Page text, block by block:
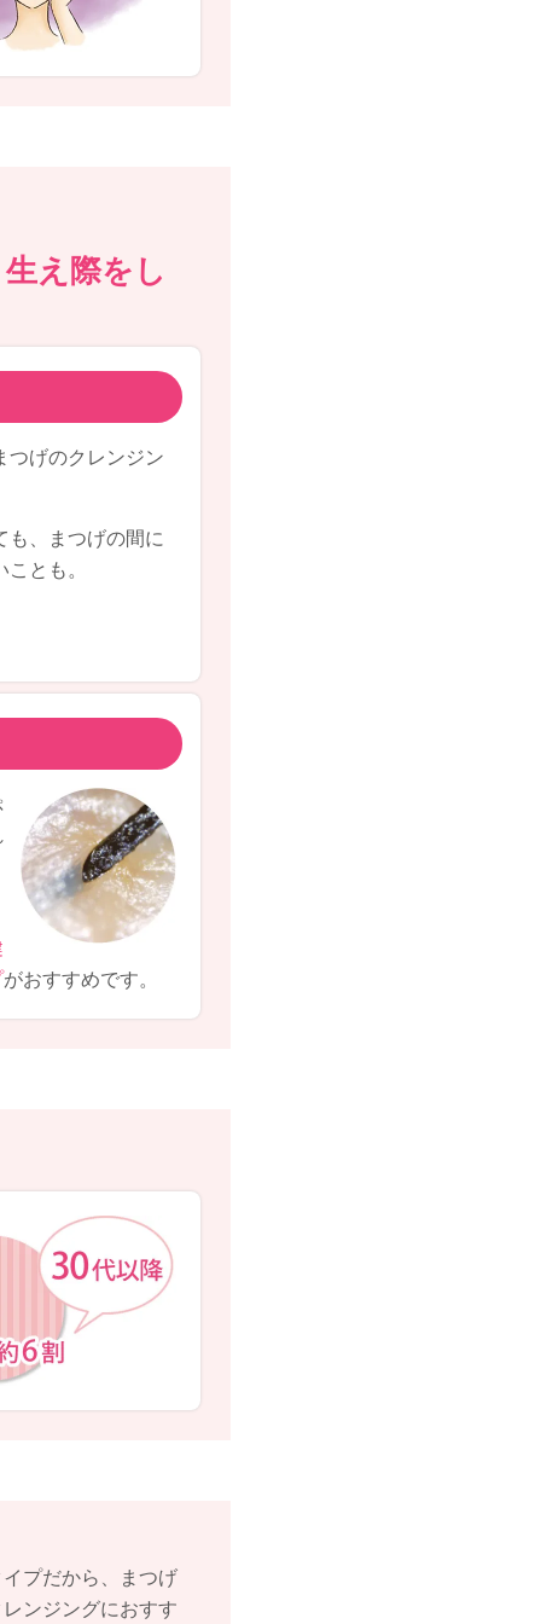
え際をし
つげのクレンジン
も、まつげの間に
とも。
がおすすめです。
プだから、まつげ
ンジングにおすす